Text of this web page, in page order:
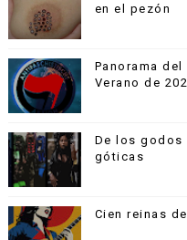
en el pezón
Panorama
Verano de
De los godos
góticas
Cien reinas